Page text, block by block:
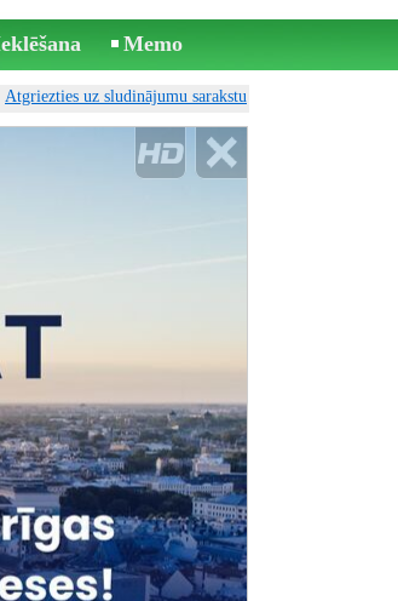
Memo
Atgriezties uz sludinājumu sarakstu